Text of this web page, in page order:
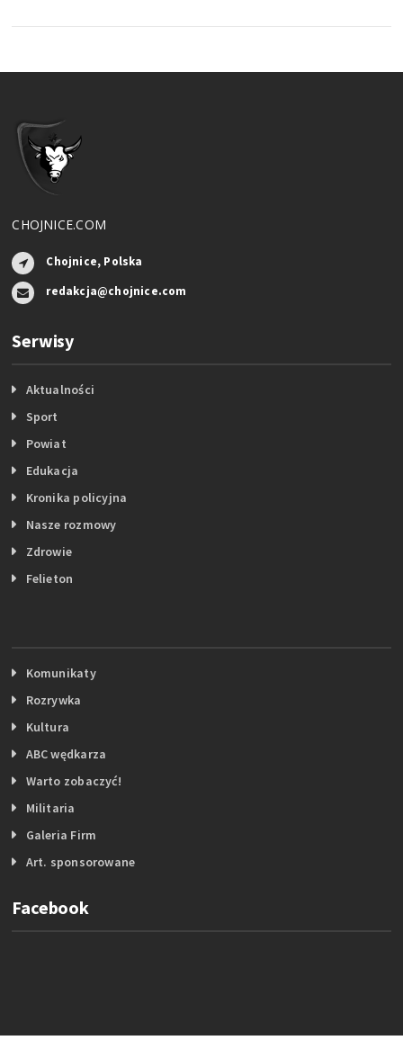
CHOJNICE.COM
Chojnice, Polska
redakcja@chojnice.com
Serwisy
Aktualności
Sport
Powiat
Edukacja
Kronika policyjna
Nasze rozmowy
Zdrowie
Felieton
Komunikaty
Rozrywka
Kultura
ABC wędkarza
Warto zobaczyć!
Militaria
Galeria Firm
Art. sponsorowane
Facebook